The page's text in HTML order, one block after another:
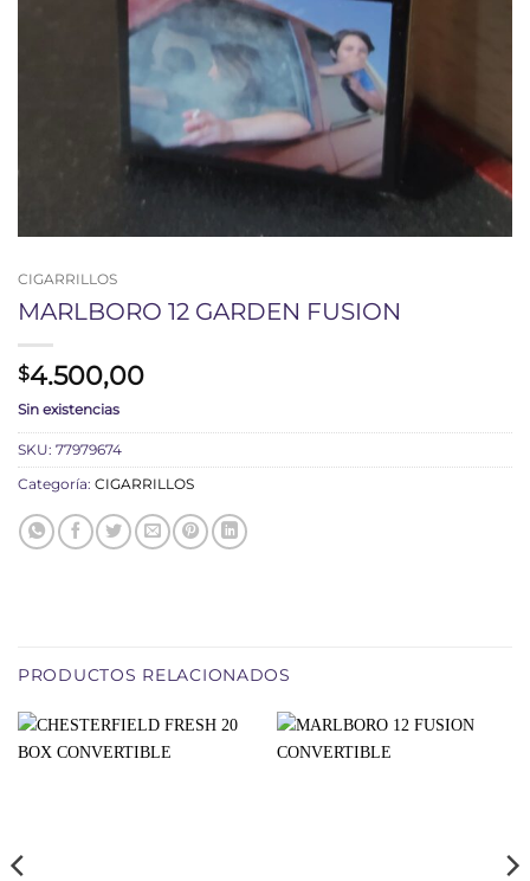
CIGARRILLOS
MARLBORO 12 GARDEN FUSION
$4.500,00
Sin existencias
SKU: 77979674
Categoría: CIGARRILLOS
PRODUCTOS RELACIONADOS